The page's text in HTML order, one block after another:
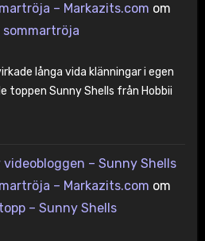
– Markazits.com om
långa vida klänningar i egen
toppen Sunny Shells från Hobbii
– Sunny Shells
– Markazits.com om
– Sunny Shells